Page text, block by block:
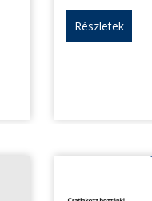
Részletek